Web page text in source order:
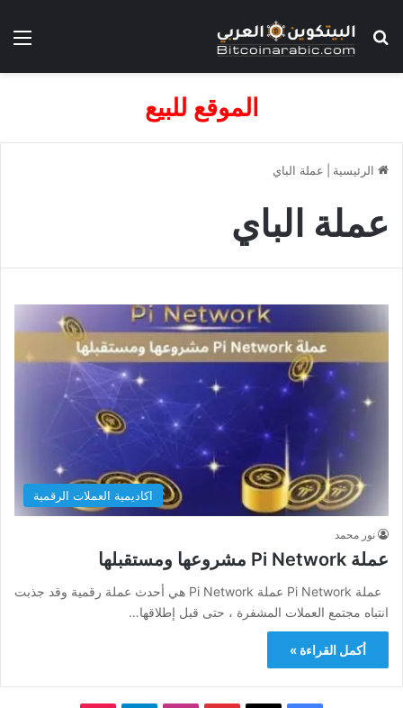
بحث عن
الموقع للبيع
الرئيسية عملة الباي
عملة الباي
اكاديمية العملات الرقمية
نور محمد
عملة Pi Network مشروعها ومستقبلها
عملة Pi Network عملة Pi Network هي أحدث عملة رقمية وقد جذبت
انتباه مجتمع العملات المشفرة ، حتى قبل إطلاقها…
أكمل القراءة »